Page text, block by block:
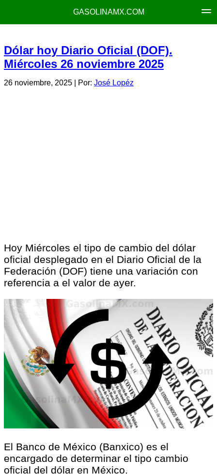
GASOLINAMX.COM
Dólar hoy Diario Oficial (DOF).
Miércoles 26 noviembre 2025
26 noviembre, 2025 | Por: José Lopéz
Hoy Miércoles el tipo de cambio del dólar
oficial desplegado en el Diario Oficial de la
Federación (DOF) tiene una variación con
referencia a el valor de ayer.
El Banco de México (Banxico) es el
encargado de determinar el tipo cambio
oficial del dólar en México.